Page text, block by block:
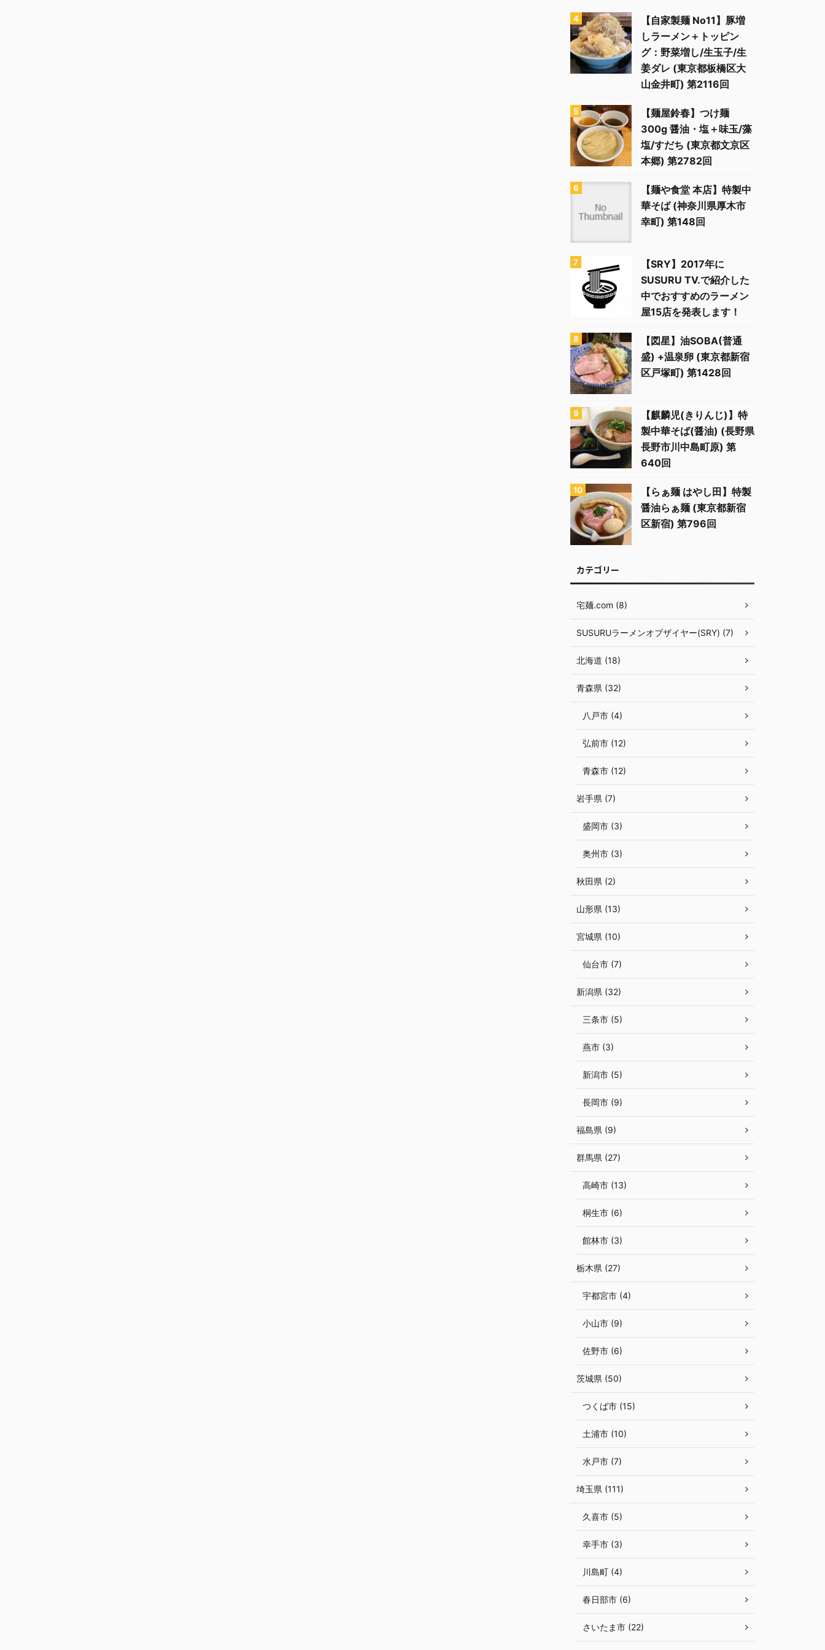
【自家製麺 No11】豚増
しラーメン＋トッピン
グ：野菜増し/生玉子/生
姜ダレ (東京都板橋区大
山金井町) 第2116回
【麺屋鈴春】つけ麺
300g 醤油・塩＋味玉/藻
塩/すだち (東京都文京区
本郷) 第2782回
【麺や食堂 本店】特製中
華そば (神奈川県厚木市
幸町) 第148回
【SRY】2017年に
SUSURU TV.で紹介した
中でおすすめのラーメン
屋15店を発表します！
【図星】油SOBA(普通
盛) +温泉卵 (東京都新宿
区戸塚町) 第1428回
【麒麟児(きりんじ)】特
製中華そば(醤油) (長野県
長野市川中島町原) 第
640回
【らぁ麺 はやし田】特製
醤油らぁ麺 (東京都新宿
区新宿) 第796回
カテゴリー
宅麺.com (8)
SUSURUラーメンオブザイヤー(SRY) (7)
北海道 (18)
青森県 (32)
八戸市 (4)
弘前市 (12)
青森市 (12)
岩手県 (7)
盛岡市 (3)
奥州市 (3)
秋田県 (2)
山形県 (13)
宮城県 (10)
仙台市 (7)
新潟県 (32)
三条市 (5)
燕市 (3)
新潟市 (5)
長岡市 (9)
福島県 (9)
群馬県 (27)
高崎市 (13)
桐生市 (6)
館林市 (3)
栃木県 (27)
宇都宮市 (4)
小山市 (9)
佐野市 (6)
茨城県 (50)
つくば市 (15)
土浦市 (10)
水戸市 (7)
埼玉県 (111)
久喜市 (5)
幸手市 (3)
川島町 (4)
春日部市 (6)
さいたま市 (22)